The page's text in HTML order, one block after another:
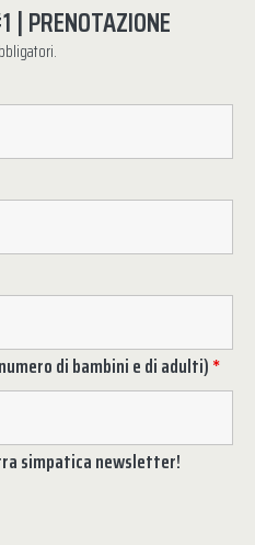
| PRENOTAZIONE
di bambini e di adulti)*
simpatica newsletter!